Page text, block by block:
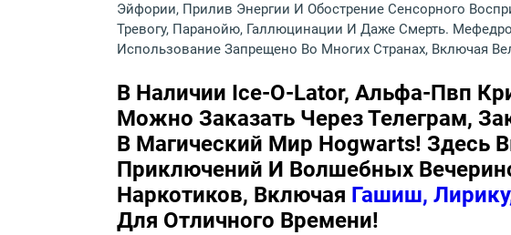
Эйфории, Прилив Энергии И Обострение Сенсорного
Тревогу, Паранойю, Галлюцинации И Даже Смерть.
Использование Запрещено Во Многих Странах, Включая
В Наличии Ice-O-Lator, Альфа-Пвп
Можно Заказать Через Телеграм,
В Магический Мир Hogwarts! Здесь
Приключений И Волшебных
Наркотиков, Включая Гашиш,
Для Отличного Времени!